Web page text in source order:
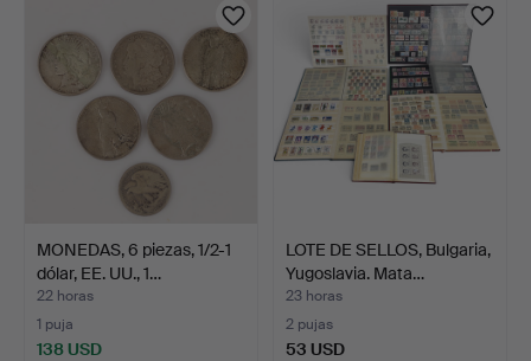
MONEDAS, 6 piezas, 1/2-1
dólar, EE. UU., 1…
22 horas
1 puja
138 USD
LOTE DE SELLOS, Bulgaria,
Yugoslavia. Mata…
23 horas
2 pujas
53 USD